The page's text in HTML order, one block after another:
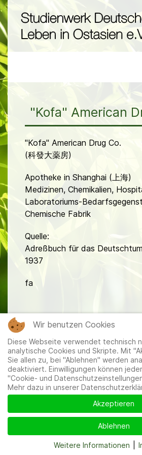
"Kofa" American
"Kofa" American Drug Co.
(科發大薬房)
Apotheke in Shanghai (上海)
Medizinen, Chemikalien,
Laboratoriums-
Chemische Fabrik
Quelle:
Adreßbuch für das
1937
fa
Mitglieder|Impressum|
und
Wir benutzen Cookies
Diese Webseite verwendet technisch
analytische Cookies und Skripte. Mit
Sie allen zu, bei "Ablehnen" werden
deaktiviert. Einwilligungen können
"Cookie- und
Mehr dazu in unserer
Akzeptieren
Ablehnen
Weitere Informationen